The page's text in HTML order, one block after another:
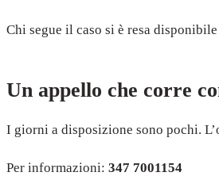
Chi segue il caso si è resa disponibile
Un appello che corre
I giorni a disposizione sono pochi.
Per informazioni: 347 7001154